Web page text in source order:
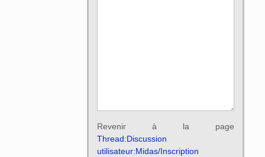
Revenir à la page
Thread:Discussion
utilisateur:Midas/Inscription